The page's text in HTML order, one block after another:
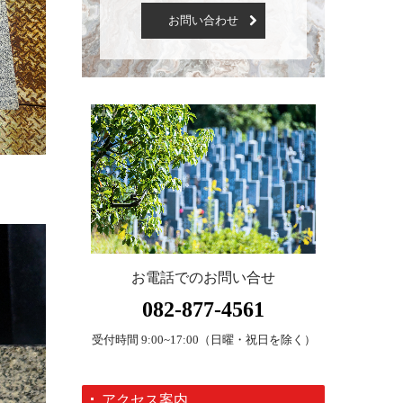
お問い合わせ
お電話でのお問い合せ
082-877-4561
受付時間 9:00~17:00（日曜・祝日を除く）
アクセス案内